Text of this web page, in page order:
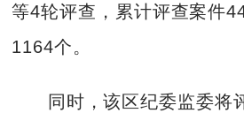
等4轮评查，累计评查案件
1164个。
同时，该区纪委监委将